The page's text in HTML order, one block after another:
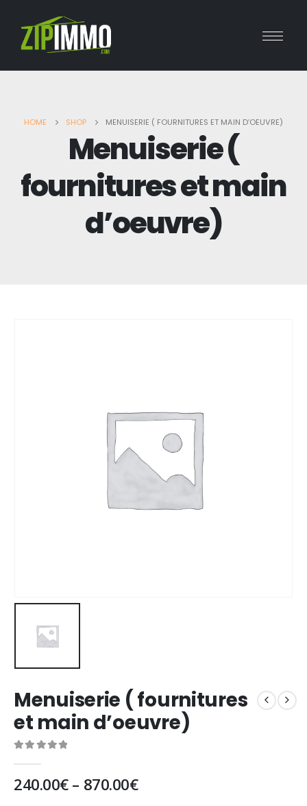
HOME SHOP MENUISERIE ( FOURNITURES ET MAIN D’OEUVRE)
Menuiserie (
fournitures et main
d’oeuvre)
Menuiserie ( fournitures
et main d’oeuvre)
240.00€– 870.00€